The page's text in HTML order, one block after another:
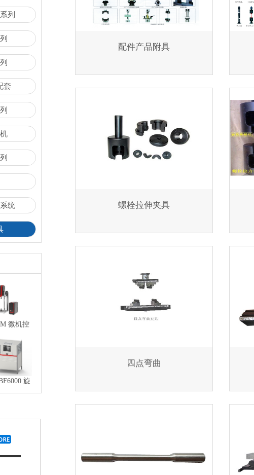
列
套
统
微机控
系统
旋
疲劳试验
配件产品附具
螺栓拉伸夹具
四点弯曲